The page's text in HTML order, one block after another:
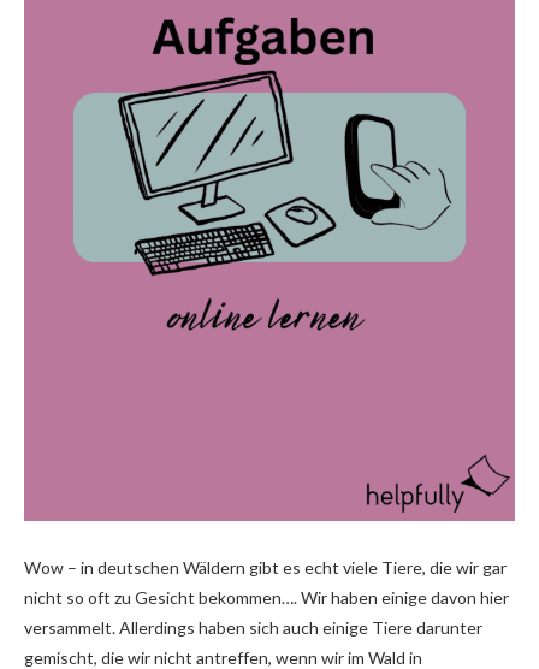
Wow – in deutschen Wäldern gibt es echt viele Tiere, die wir gar
nicht so oft zu Gesicht bekommen…. Wir haben einige davon hier
versammelt. Allerdings haben sich auch einige Tiere darunter
gemischt, die wir nicht antreffen, wenn wir im Wald in